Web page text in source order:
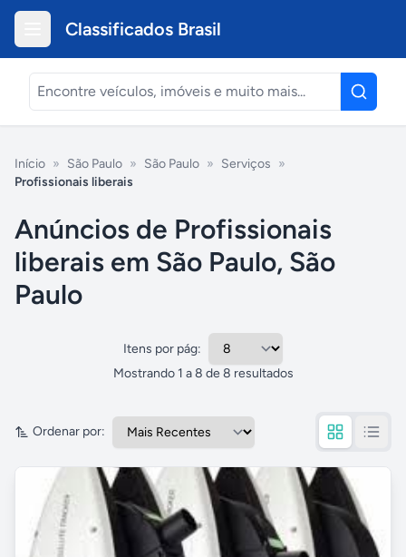
Classificados Brasil
Início » São Paulo » São Paulo » Serviços »
Profissionais liberais
Anúncios de Profissionais
liberais em São Paulo, São
Paulo
Itens por pág:
Mostrando 1 a8 de 8 resultados
Ordenar por: